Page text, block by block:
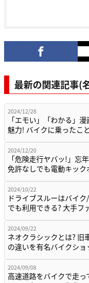
最新の関連記事(
2024/12/28
「エモい」「わかる」
魅力! バイクに乗ったこ
2024/12/20
「危険走行ヤバッ!」忘
免許なしでも電動キッ
2024/10/22
ドライブスルーはバイ
でも利用できる? 大手フ
2024/09/22
ネオクラシックとは? 旧
の違いを有名バイクシ
2024/09/08
高速道路をバイクで走